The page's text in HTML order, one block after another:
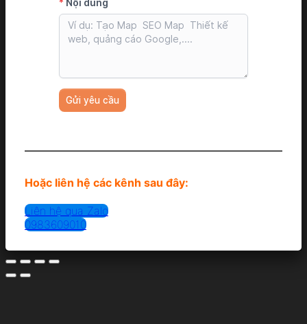
Hoặc liên hệ các kênh sau đây:
Liên hệ qua Zalo
0983609010